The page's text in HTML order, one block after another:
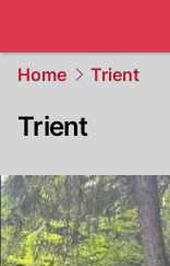
Home Trient
Trient